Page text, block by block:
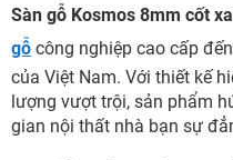
Sàn gỗ Kosmos 8mm cốt
gỗ công nghiệp cao cấp
của Việt Nam. Với thiết kế
lượng vượt trội, sản phẩm
gian nội thất nhà bạn sự